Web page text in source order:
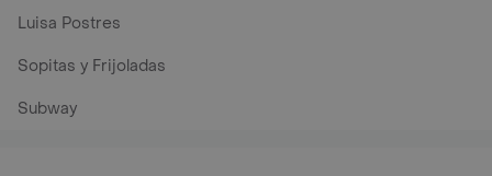
Luisa Postres
Sopitas y Frijoladas
Subway